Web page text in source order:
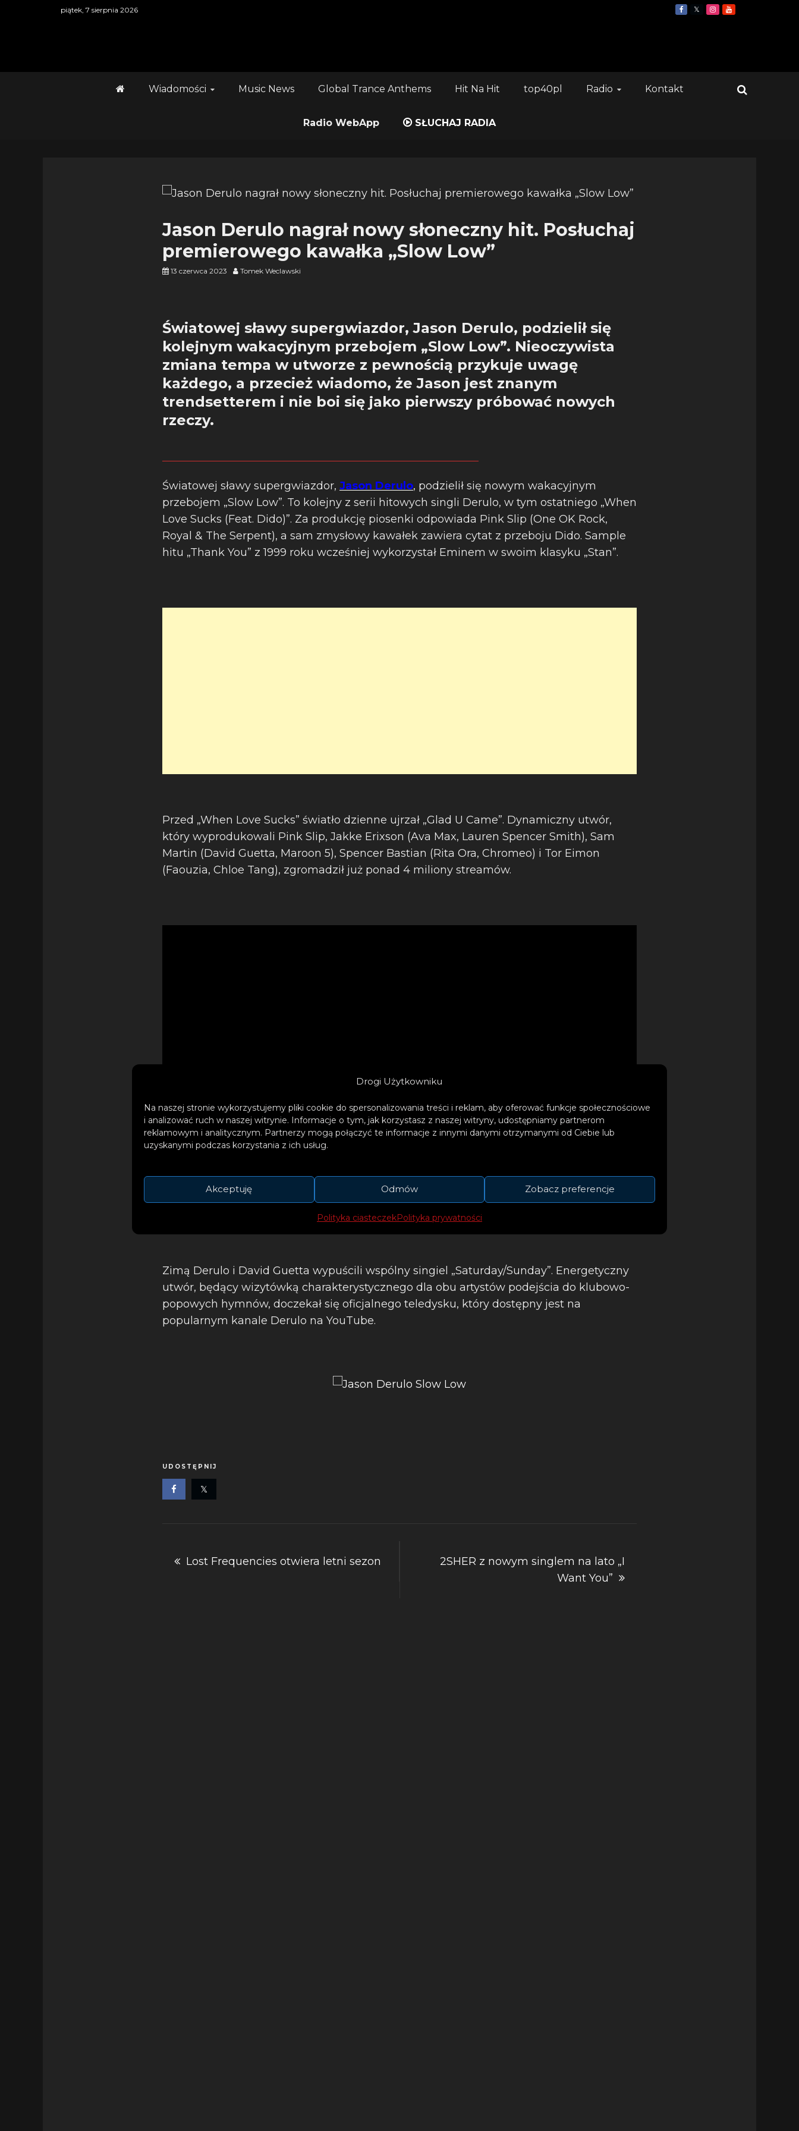
Drogi Użytkowniku
Na naszej stronie wykorzystujemy pliki cookie do spersonalizowania treści i reklam, aby oferować funkcje społecznościowe
i analizować ruch w naszej witrynie. Informacje o tym, jak korzystasz z naszej witryny, udostępniamy partnerom
reklamowym i analitycznym. Partnerzy mogą połączyć te informacje z innymi danymi otrzymanymi od Ciebie lub
uzyskanymi podczas korzystania z ich usług.
Akceptuję Odmów Zobacz preferencje
Polityka ciasteczekPolityka prywatności
piątek, 7 sierpnia 2026
Wiadomości Music News Global Trance Anthems Hit Na Hit top40pl Radio Kontakt
Radio WebApp SŁUCHAJ RADIA
Jason Derulo nagrał nowy słoneczny hit. Posłuchaj
premierowego kawałka „Slow Low”
13 czerwca 2023 Tomek Weclawski
Światowej sławy supergwiazdor, Jason Derulo, podzielił się
kolejnym wakacyjnym przebojem „Slow Low”. Nieoczywista
zmiana tempa w utworze z pewnością przykuje uwagę
każdego, a przecież wiadomo, że Jason jest znanym
trendsetterem i nie boi się jako pierwszy próbować nowych
rzeczy.
Światowej sławy supergwiazdor, Jason Derulo, podzielił się nowym wakacyjnym
przebojem „Slow Low”. To kolejny z serii hitowych singli Derulo, w tym ostatniego „When
Love Sucks (Feat. Dido)”. Za produkcję piosenki odpowiada Pink Slip (One OK Rock,
Royal & The Serpent), a sam zmysłowy kawałek zawiera cytat z przeboju Dido. Sample
hitu „Thank You” z 1999 roku wcześniej wykorzystał Eminem w swoim klasyku „Stan”.
Przed „When Love Sucks” światło dzienne ujrzał „Glad U Came”. Dynamiczny utwór,
który wyprodukowali Pink Slip, Jakke Erixson (Ava Max, Lauren Spencer Smith), Sam
Martin (David Guetta, Maroon 5), Spencer Bastian (Rita Ora, Chromeo) i Tor Eimon
(Faouzia, Chloe Tang), zgromadził już ponad 4 miliony streamów.
Zimą Derulo i David Guetta wypuścili wspólny singiel „Saturday/Sunday”. Energetyczny
utwór, będący wizytówką charakterystycznego dla obu artystów podejścia do klubowo-
popowych hymnów, doczekał się oficjalnego teledysku, który dostępny jest na
popularnym kanale Derulo na YouTube.
UDOSTĘPNIJ
Nawigacja
Lost Frequencies otwiera letni sezon
2SHER z nowym singlem na lato „I
Want You”